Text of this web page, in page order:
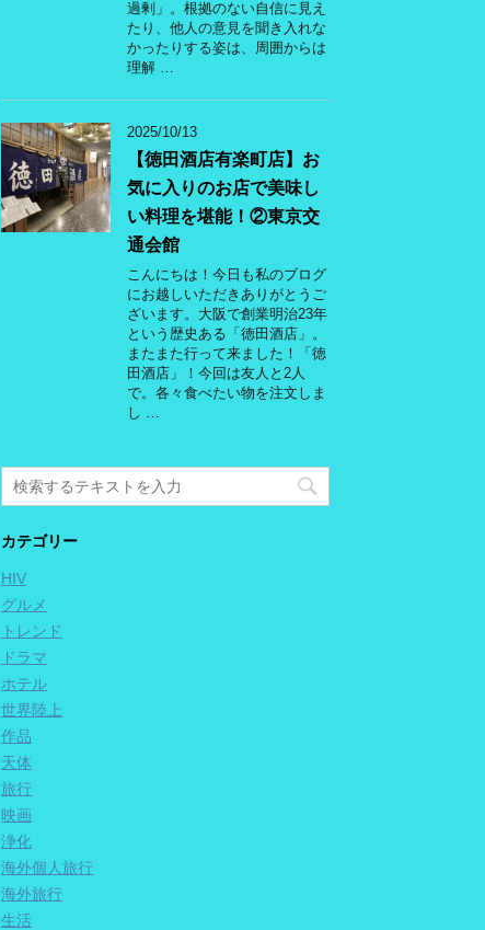
過剰」。根拠のない自信に見え
たり、他人の意見を聞き入れな
かったりする姿は、周囲からは
理解 …
2025/10/13
【徳田酒店有楽町店】お
気に入りのお店で美味し
い料理を堪能！②東京交
通会館
こんにちは！今日も私のブログ
にお越しいただきありがとうご
ざいます。大阪で創業明治23年
という歴史ある「徳田酒店」。
またまた行って来ました！「徳
田酒店」！今回は友人と2人
で。各々食べたい物を注文しま
し …
カテゴリー
HIV
グルメ
トレンド
ドラマ
ホテル
世界陸上
作品
天体
旅行
映画
浄化
海外個人旅行
海外旅行
生活